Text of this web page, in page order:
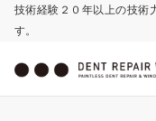
技術経験２０年以上の技術
す。